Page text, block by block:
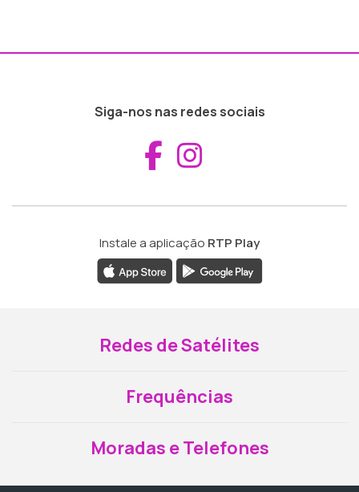
Siga-nos nas redes sociais
Aceder ao
Instale a aplicação RTP Play
Redes de Satélites
Frequências
Moradas e Telefones